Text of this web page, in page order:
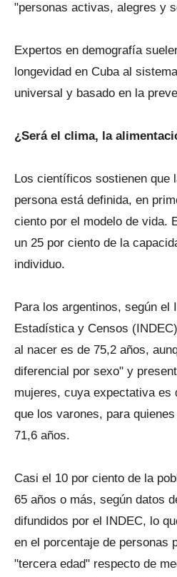
"personas activas, alegres y
Expertos en demografía
longevidad en Cuba al
universal y basado en la
¿Será el clima, la
Los científicos sostienen que
persona está definida, en
ciento por el modelo de vida.
un 25 por ciento de la
individuo.
Para los argentinos, según el
Estadística y Censos
al nacer es de 75,2 años,
diferencial por sexo" y
mujeres, cuya expectativa es
que los varones, para
71,6 años.
Casi el 10 por ciento de la
65 años o más, según datos
difundidos por el INDEC, lo
en el porcentaje de personas
"tercera edad" respecto de